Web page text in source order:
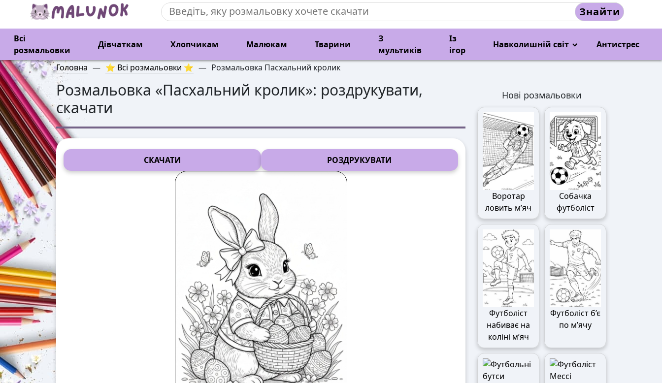
Знайти
Всі
розмальовки
Дівчаткам Хлопчикам Малюкам Тварини
З
мультиків
Із
ігор
Навколишній світ Антистрес
Головна — ⭐ Всі розмальовки ⭐ — Розмальовка Пасхальний кролик
Розмальовка «Пасхальний кролик»: роздрукувати,
скачати
СКАЧАТИ РОЗДРУКУВАТИ
Нові розмальовки
Воротар
ловить м’яч
Собачка
футболіст
Футболіст
набиває на
коліні м’яч
Футболіст б’є
по м’ячу